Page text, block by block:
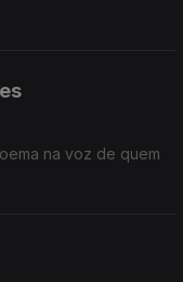
na voz de quem